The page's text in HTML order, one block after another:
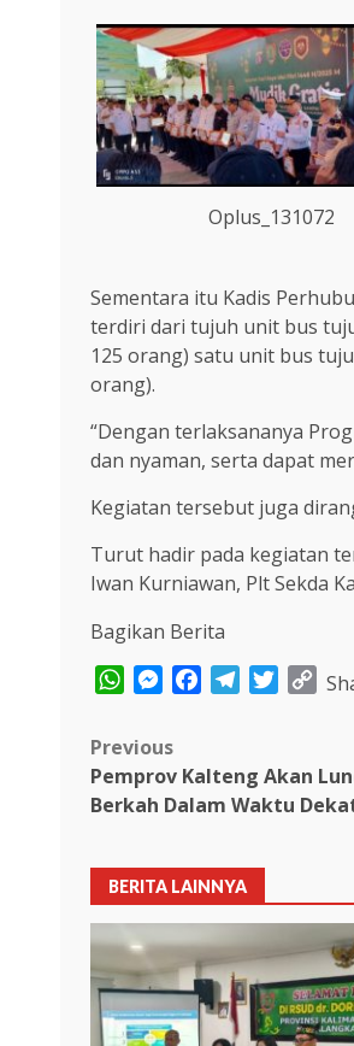
Oplus_131072
Sementara itu Kadis
terdiri dari tujuh unit bus
125 orang) satu unit bus
orang).
“Dengan terlaksananya
dan nyaman, serta dapat
Kegiatan tersebut juga
Turut hadir pada kegiatan
Iwan Kurniawan, Plt Sekda
Bagikan Berita
WhatsAppMessenger
FacebookTelegram
Twitter
Post
navigation
Previous
Pemprov Kalteng Akan
Berkah Dalam Waktu
BERITA LAINNYA